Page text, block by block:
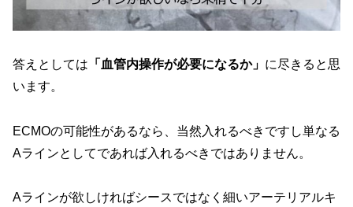
答えとしては 「血管内操作が必要になるか」 に尽きると思
います。
ECMOの可能性があるなら、当然入れるべきですし単なる
Aラインとしてであれば入れるべきではありません。
Aラインが欲しければシースではなく細いアーテリアルキ